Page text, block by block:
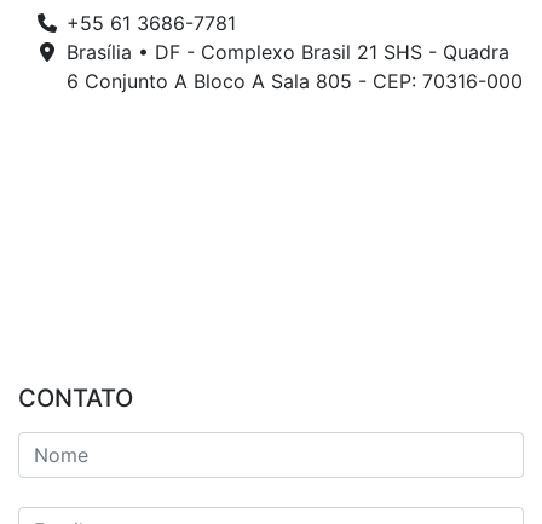
+55 61 3686-7781
Brasília • DF - Complexo Brasil 21 SHS - Quadra
6 Conjunto A Bloco A Sala 805 - CEP: 70316-000
CONTATO